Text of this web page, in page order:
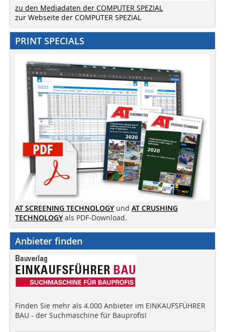
zu den Mediadaten der COMPUTER SPEZIAL
zur Webseite der COMPUTER SPEZIAL
PRINT SPECIALS
AT SCREENING TECHNOLOGY und AT CRUSHING
TECHNOLOGY als PDF-Download.
Anbieter finden
Finden Sie mehr als 4.000 Anbieter im EINKAUFSFÜHRER
BAU - der Suchmaschine für Bauprofis!